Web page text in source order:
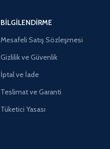
BILGILENDIRME
Mesafeli Satış Sözleşmesi
Gizlilik ve Güvenlik
İptal ve İade
Teslimat ve Garanti
Tüketici Yasası